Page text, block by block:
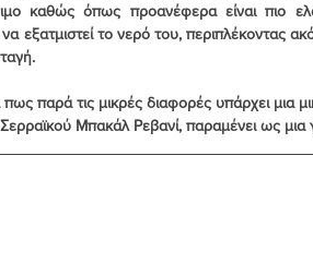
καθώς όπως προανέφερα είναι πιο
εξατμιστεί το νερό του, περιπλέκοντας
παρά τις μικρές διαφορές υπάρχει μια
Μπακάλ Ρεβανί, παραμένει ως